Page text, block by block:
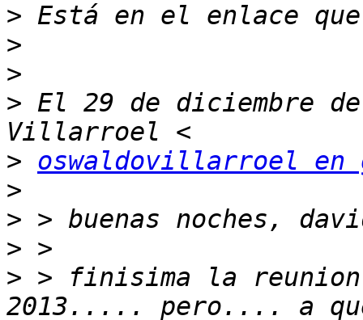
>
>
>
> El 29 de diciembre
> oswaldovillarroel en
>
>
>
> > finisima la